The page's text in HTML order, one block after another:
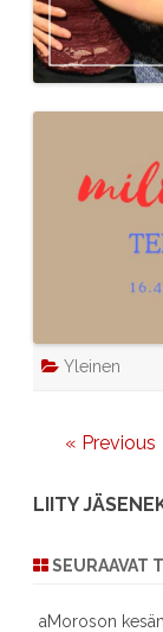
Yleinen
Artikkelien
« Previous
LIITY
SEURAAVAT
aMoroson